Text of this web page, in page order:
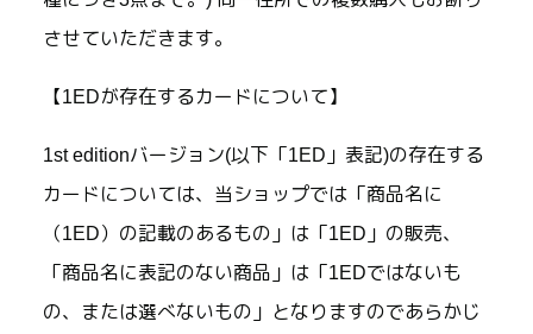
させていただきます。
【1EDが存在するカードについて】
1st editionバージョン(以下「1ED」表記)の存在する
カードについては、当ショップでは「商品名に
（1ED）の記載のあるもの」は「1ED」の販売、
「商品名に表記のない商品」は「1EDではないも
の、または選べないもの」となりますのであらかじ